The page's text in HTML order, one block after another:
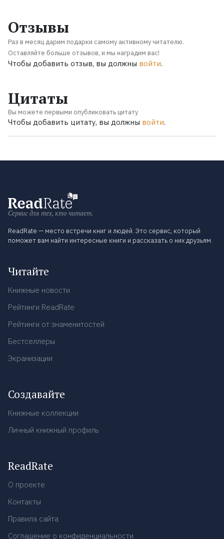
Отзывы
Раз в месяц дарим подарки самому активному читателю.
Оставляйте больше отзывов, и мы наградим вас!
Чтобы добавить отзыв, вы должны войти.
Цитаты
Вы можете первыми опубликовать цитату
Чтобы добавить цитату, вы должны войти.
Сервис для тех, кто читает.
ReadRate — место встречи книг и людей. Это сервис, который
поможет вам найти интересные книги и рассказать о них друзьям.
Читайте
Книжные новости
Рейтинги ReadRate
Рейтинги от знаменитостей
Бестселлеры
Экранизации
Создавайте
Книжные коллекции
Личный книжный профиль
ReadRate
О проекте
Контакты
Правила сайта
Соглашение о конфиденциальности